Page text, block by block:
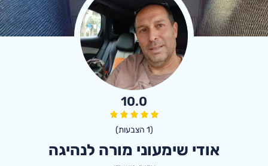
10.0
(
1 הצבעות)
אודי שימעוני מורה לנהיגה